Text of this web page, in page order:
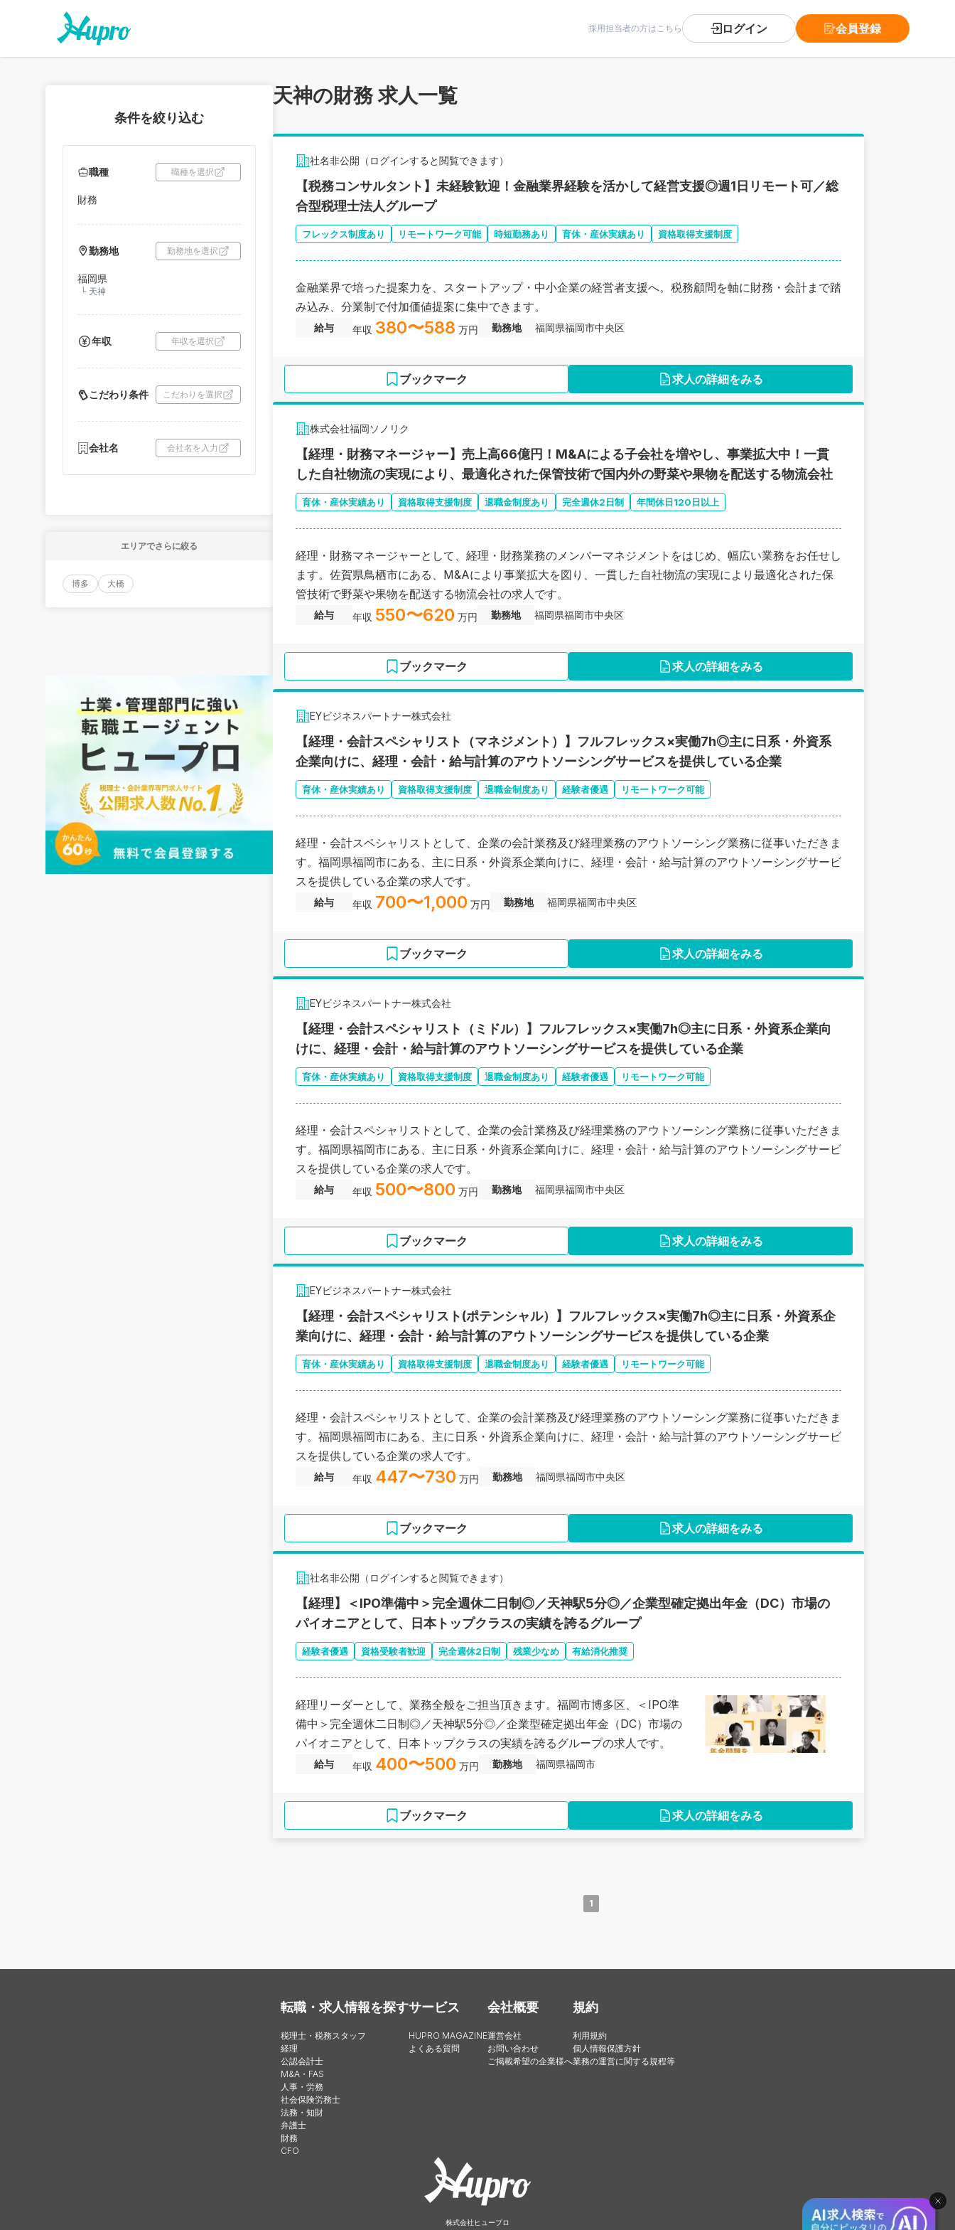
採用担当者の方はこちら ログイン 会員登録
条件を絞り込む
職種 職種を選択
財務
勤務地 勤務地を選択
福岡県
└ 天神
年収 年収を選択
こだわり条件 こだわりを選択
会社名 会社名を入力
エリアでさらに絞る
博多 大橋
天神の財務 求人一覧
社名非公開（ログインすると閲覧できます）
【税務コンサルタント】未経験歓迎！金融業界経験を活かして経営支援◎週1日リモート可／総
合型税理士法人グループ
フレックス制度あり リモートワーク可能 時短勤務あり 育休・産休実績あり 資格取得支援制度
金融業界で培った提案力を、スタートアップ・中小企業の経営者支援へ。税務顧問を軸に財務・会計まで踏
み込み、分業制で付加価値提案に集中できます。
給与 年収 380〜588 万円 勤務地 福岡県福岡市中央区
ブックマーク 求人の詳細をみる
株式会社福岡ソノリク
【経理・財務マネージャー】売上高66億円！M&Aによる子会社を増やし、事業拡大中！一貫
した自社物流の実現により、最適化された保管技術で国内外の野菜や果物を配送する物流会社
育休・産休実績あり 資格取得支援制度 退職金制度あり 完全週休2日制 年間休日120日以上
経理・財務マネージャーとして、経理・財務業務のメンバーマネジメントをはじめ、幅広い業務をお任せし
ます。佐賀県鳥栖市にある、M&Aにより事業拡大を図り、一貫した自社物流の実現により最適化された保
管技術で野菜や果物を配送する物流会社の求人です。
給与 年収 550〜620 万円 勤務地 福岡県福岡市中央区
ブックマーク 求人の詳細をみる
EYビジネスパートナー株式会社
【経理・会計スペシャリスト（マネジメント）】フルフレックス×実働7h◎主に日系・外資系
企業向けに、経理・会計・給与計算のアウトソーシングサービスを提供している企業
育休・産休実績あり 資格取得支援制度 退職金制度あり 経験者優遇 リモートワーク可能
経理・会計スペシャリストとして、企業の会計業務及び経理業務のアウトソーシング業務に従事いただきま
す。福岡県福岡市にある、主に日系・外資系企業向けに、経理・会計・給与計算のアウトソーシングサービ
スを提供している企業の求人です。
給与 年収 700〜1,000 万円 勤務地 福岡県福岡市中央区
ブックマーク 求人の詳細をみる
EYビジネスパートナー株式会社
【経理・会計スペシャリスト（ミドル）】フルフレックス×実働7h◎主に日系・外資系企業向
けに、経理・会計・給与計算のアウトソーシングサービスを提供している企業
育休・産休実績あり 資格取得支援制度 退職金制度あり 経験者優遇 リモートワーク可能
経理・会計スペシャリストとして、企業の会計業務及び経理業務のアウトソーシング業務に従事いただきま
す。福岡県福岡市にある、主に日系・外資系企業向けに、経理・会計・給与計算のアウトソーシングサービ
スを提供している企業の求人です。
給与 年収 500〜800 万円 勤務地 福岡県福岡市中央区
ブックマーク 求人の詳細をみる
EYビジネスパートナー株式会社
【経理・会計スペシャリスト(ポテンシャル）】フルフレックス×実働7h◎主に日系・外資系企
業向けに、経理・会計・給与計算のアウトソーシングサービスを提供している企業
育休・産休実績あり 資格取得支援制度 退職金制度あり 経験者優遇 リモートワーク可能
経理・会計スペシャリストとして、企業の会計業務及び経理業務のアウトソーシング業務に従事いただきま
す。福岡県福岡市にある、主に日系・外資系企業向けに、経理・会計・給与計算のアウトソーシングサービ
スを提供している企業の求人です。
給与 年収 447〜730 万円 勤務地 福岡県福岡市中央区
ブックマーク 求人の詳細をみる
社名非公開（ログインすると閲覧できます）
【経理】＜IPO準備中＞完全週休二日制◎／天神駅5分◎／企業型確定拠出年金（DC）市場の
パイオニアとして、日本トップクラスの実績を誇るグループ
経験者優遇 資格受験者歓迎 完全週休2日制 残業少なめ 有給消化推奨
経理リーダーとして、業務全般をご担当頂きます。福岡市博多区、＜IPO準
備中＞完全週休二日制◎／天神駅5分◎／企業型確定拠出年金（DC）市場の
パイオニアとして、日本トップクラスの実績を誇るグループの求人です。
給与 年収 400〜500 万円 勤務地 福岡県福岡市
ブックマーク 求人の詳細をみる
1
転職・求人情報を探す
税理士・税務スタッフ
経理
公認会計士
M&A・FAS
人事・労務
社会保険労務士
法務・知財
弁護士
財務
CFO
サービス
HUPRO MAGAZINE
よくある質問
会社概要
運営会社
お問い合わせ
ご掲載希望の企業様へ
規約
利用規約
個人情報保護方針
業務の運営に関する規程等
株式会社ヒュープロ